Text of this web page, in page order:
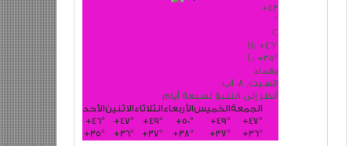
+43
°
C
H: +46°
L: +35°
بغداد
السبت, 08 آب
أنظر إلى التنبؤ لسبعة أيام
الأحدالاثنينالثلاثاءالأربعاءالخميسالجمعة
+46° +47° +49° +50° +49° +47°
+35° +36° +37° +38° +37° +36°